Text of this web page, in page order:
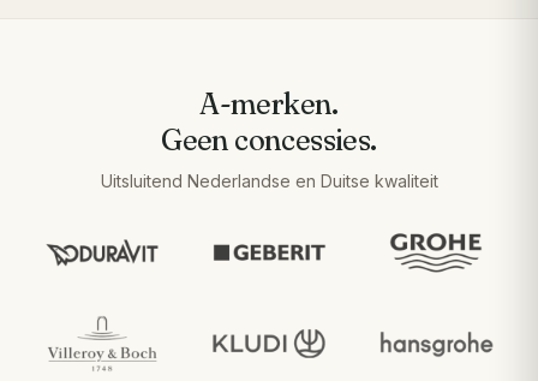
A-merken.
Geen concessies.
Uitsluitend Nederlandse en Duitse kwaliteit